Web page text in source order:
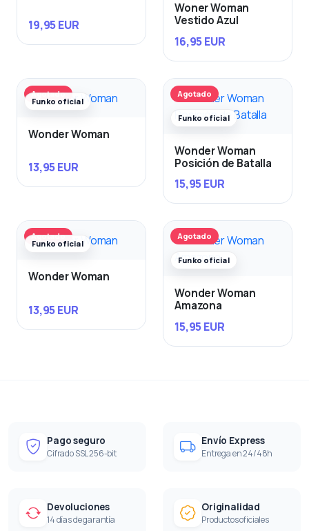
19,95 EUR
Woner Woman
Vestido Azul
16,95 EUR
Agotado
Funko oficial
Wonder Woman
13,95 EUR
Agotado
Funko oficial
Wonder Woman
Posición de Batalla
15,95 EUR
Agotado
Funko oficial
Wonder Woman
13,95 EUR
Agotado
Funko oficial
Wonder Woman
Amazona
15,95 EUR
Pago seguro
Cifrado SSL 256-bit
Envío Express
Entrega en 24/48h
Devoluciones
14 días de garantía
Originalidad
Productos oficiales